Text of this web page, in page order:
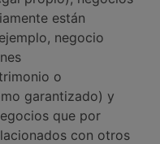
están
negocio
o
garantizado) y
que por
con otros